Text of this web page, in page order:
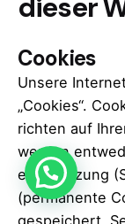
dieser
Cookies
Unsere
„Cookies“.
richten auf
werden
einer Sitzung
(permanente